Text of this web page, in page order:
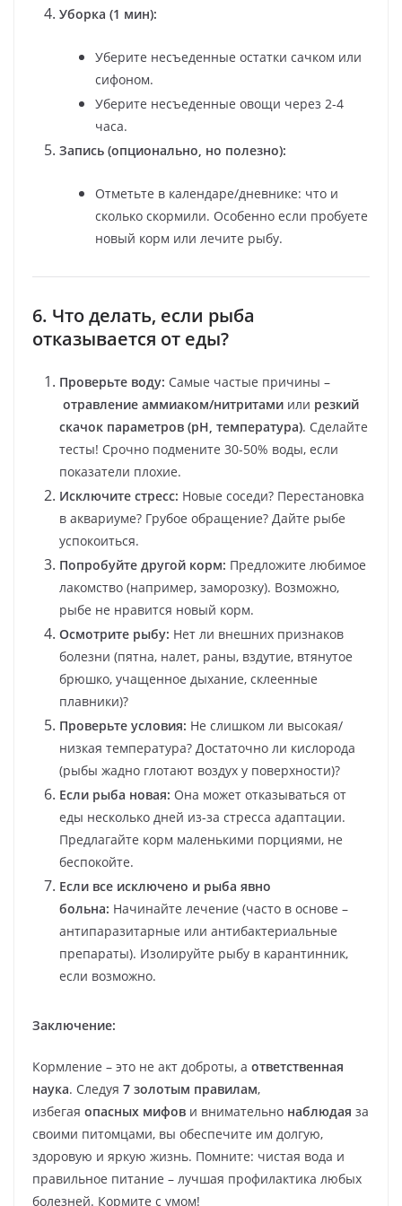
Уборка (1 мин):
Уберите несъеденные остатки сачком или
сифоном.
Уберите несъеденные овощи через 2-4
часа.
Запись (опционально, но полезно):
Отметьте в календаре/дневнике: что и
сколько скормили. Особенно если пробуете
новый корм или лечите рыбу.
6. Что делать, если рыба
отказывается от еды?
Проверьте воду: Самые частые причины –
отравление аммиаком/нитритами или резкий
скачок параметров (pH, температура). Сделайте
тесты! Срочно подмените 30-50% воды, если
показатели плохие.
Исключите стресс: Новые соседи? Перестановка
в аквариуме? Грубое обращение? Дайте рыбе
успокоиться.
Попробуйте другой корм: Предложите любимое
лакомство (например, заморозку). Возможно,
рыбе не нравится новый корм.
Осмотрите рыбу: Нет ли внешних признаков
болезни (пятна, налет, раны, вздутие, втянутое
брюшко, учащенное дыхание, склеенные
плавники)?
Проверьте условия: Не слишком ли высокая/
низкая температура? Достаточно ли кислорода
(рыбы жадно глотают воздух у поверхности)?
Если рыба новая: Она может отказываться от
еды несколько дней из-за стресса адаптации.
Предлагайте корм маленькими порциями, не
беспокойте.
Если все исключено и рыба явно
больна: Начинайте лечение (часто в основе –
антипаразитарные или антибактериальные
препараты). Изолируйте рыбу в карантинник,
если возможно.
Заключение:
Кормление – это не акт доброты, а ответственная
наука. Следуя 7 золотым правилам,
избегая опасных мифов и внимательно наблюдая за
своими питомцами, вы обеспечите им долгую,
здоровую и яркую жизнь. Помните: чистая вода и
правильное питание – лучшая профилактика любых
болезней. Кормите с умом!